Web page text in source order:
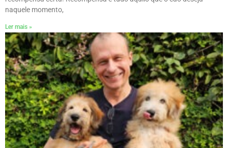
naquele momento,
Ler mais »